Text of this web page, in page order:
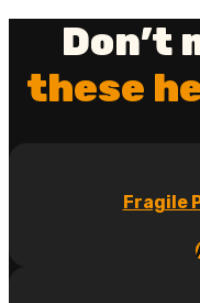
Don’t
these
Fragile